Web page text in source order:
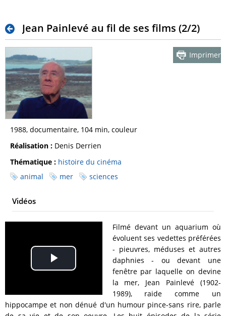
Jean Painlevé au fil de ses films (2/2)
Imprimer
1988, documentaire, 104 min, couleur
Réalisation : Denis Derrien
Thématique : histoire du cinéma
animal
mer sciences
Vidéos
Play
Video
Filmé devant un aquarium où
évoluent ses vedettes préférées
- pieuvres, méduses et autres
daphnies - ou devant une
fenêtre par laquelle on devine
la mer, Jean Painlevé (1902-
1989), raide comme un
hippocampe et non dénué d'un humour pince-sans rire, parle